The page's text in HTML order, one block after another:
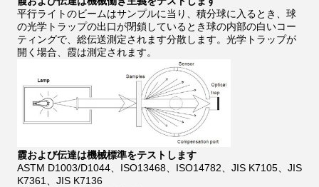
平行ライトのビームはサンプルに当り、積分球に入るとき、球
の光学トラップの出口が閉鎖しているとき球の内部の白いコー
ティングで、総伝送測定されます分散します。光学トラップが
開く場合、霞は測定されます。
霞および伝達は機械標準をテストします
ASTM D1003/D1044、ISO13468、ISO14782、JIS K7105、JIS
K7361、JIS K7136